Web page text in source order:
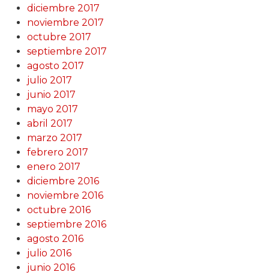
diciembre 2017
noviembre 2017
octubre 2017
septiembre 2017
agosto 2017
julio 2017
junio 2017
mayo 2017
abril 2017
marzo 2017
febrero 2017
enero 2017
diciembre 2016
noviembre 2016
octubre 2016
septiembre 2016
agosto 2016
julio 2016
junio 2016